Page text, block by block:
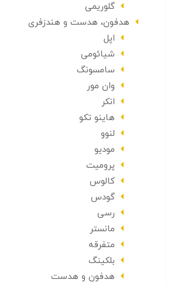
گلوریمی
هدفون، هدست و هندزفری
اپل
شیائومی
سامسونگ
وان مور
انکر
هاینو تکو
لنوو
مودیو
پرومیت
کالوس
گودس
رسی
مانستر
متفرقه
بلکینگ
هدفون و هدست